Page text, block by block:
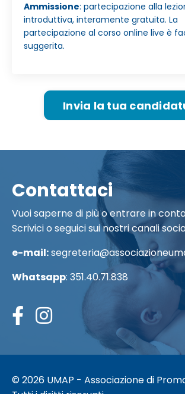
Ammissione: partecipazione alla
introduttiva, interamente gratuita. La
partecipazione al corso online live è
suggerita.
Invia la tua
Contattaci
Vuoi saperne di più o entrare in
Scrivici o seguici sui nostri canali
e-mail:
Whatsapp: 351.40.71.838
© 2026 UMAP - Associazione di